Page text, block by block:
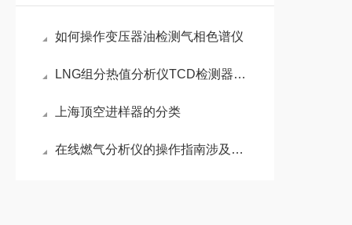
如何操作变压器油检测气相色谱仪
LNG组分热值分析仪TCD检测器结构原理
上海顶空进样器的分类
在线燃气分析仪的操作指南涉及多个方面